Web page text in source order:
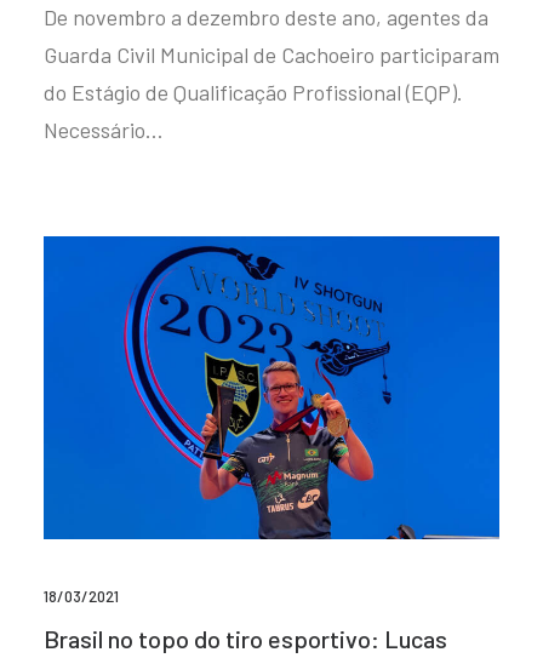
De novembro a dezembro deste ano, agentes da
Guarda Civil Municipal de Cachoeiro participaram
do Estágio de Qualificação Profissional (EQP).
Necessário…
18/03/2021
Brasil no topo do tiro esportivo: Lucas